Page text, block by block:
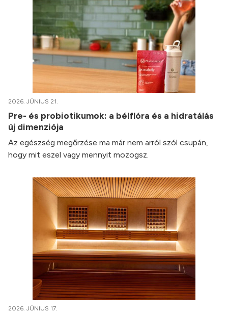
2026. JÚNIUS 21.
Pre- és probiotikumok: a bélflóra és a hidratálás
új dimenziója
Az egészség megőrzése ma már nem arról szól csupán,
hogy mit eszel vagy mennyit mozogsz.
2026. JÚNIUS 17.